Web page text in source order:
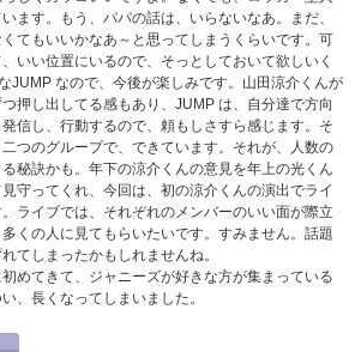
ます。もう、パパの話は、いらないなあ。まだ、
てもいいかなあ～と思ってしまうくらいです。可
いい位置にいるので、そっとしておいて欲しいく
JUMP なので、今後が楽しみです。山田涼介くんが
押し出してる感もあり、JUMP は、自分達で方向
信し、行動するので、頼もしさすら感じます。そ
つのグループで、できています。それが、人数の
秘訣かも。年下の涼介くんの意見を年上の光くん
守ってくれ、今回は、初の涼介くんの演出でライ
ライブでは、それぞれのメンバーのいい面が際立
くの人に見てもらいたいです。すみません。話題
てしまったかもしれませんね。
めてきて、ジャニーズが好きな方が集まっている
、長くなってしまいました。